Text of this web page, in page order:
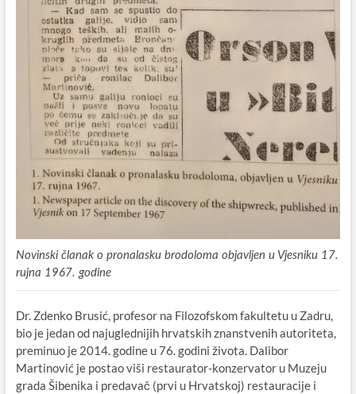
Novinski članak o pronalasku brodoloma objavljen u Vjesniku 17.
rujna 1967. godine
Dr. Zdenko Brusić, profesor na Filozofskom fakultetu u Zadru,
bio je jedan od najuglednijih hrvatskih znanstvenih autoriteta,
preminuo je 2014. godine u 76. godini života. Dalibor
Martinović je postao viši restaurator-konzervator u Muzeju
grada Šibenika i predavač (prvi u Hrvatskoj) restauracije i